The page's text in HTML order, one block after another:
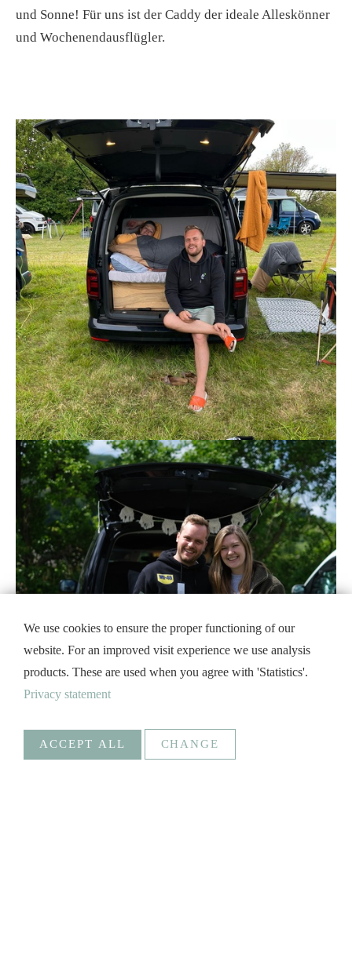
und Sonne! Für uns ist der Caddy der ideale Alleskönner
und Wochenendausflügler.
We use cookies to ensure the proper functioning of our
website. For an improved visit experience we use analysis
products. These are used when you agree with 'Statistics'.
Privacy statement
ACCEPT ALL CHANGE